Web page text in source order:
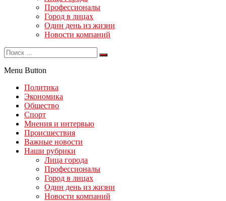
Профессионалы
Город в лицах
Один день из жизни
Новости компаний
Menu Button
Политика
Экономика
Общество
Спорт
Мнения и интервью
Происшествия
Важные новости
Наши рубрики
Лица города
Профессионалы
Город в лицах
Один день из жизни
Новости компаний